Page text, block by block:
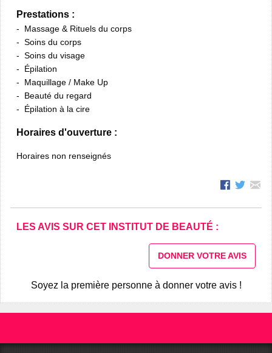
Prestations :
Massage & Rituels du corps
Soins du corps
Soins du visage
Épilation
Maquillage / Make Up
Beauté du regard
Épilation à la cire
Horaires d'ouverture :
Horaires non renseignés
LES AVIS SUR CET INSTITUT DE BEAUTÉ :
DONNER VOTRE AVIS
Soyez la première personne à donner votre avis !